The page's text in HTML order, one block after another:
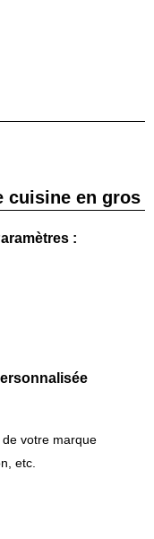
cuisine en gros
:
votre marque
etc.